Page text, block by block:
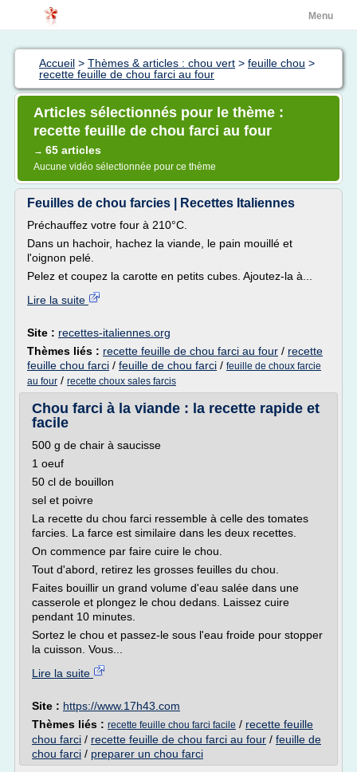
Menu
Accueil > Thèmes & articles : chou vert > feuille chou >
recette feuille de chou farci au four
Articles sélectionnés pour le thème :
recette feuille de chou farci au four
→ 65 articles
Aucune vidéo sélectionnée pour ce thème
Feuilles de chou farcies | Recettes Italiennes
Préchauffez votre four à 210°C.
Dans un hachoir, hachez la viande, le pain mouillé et
l'oignon pelé.
Pelez et coupez la carotte en petits cubes. Ajoutez-la à...
Lire la suite
Site : recettes-italiennes.org
Thèmes liés : recette feuille de chou farci au four / recette
feuille chou farci / feuille de chou farci / feuille de choux farcie
au four / recette choux sales farcis
Chou farci à la viande : la recette rapide et
facile
500 g de chair à saucisse
1 oeuf
50 cl de bouillon
sel et poivre
La recette du chou farci ressemble à celle des tomates
farcies. La farce est similaire dans les deux recettes.
On commence par faire cuire le chou.
Tout d'abord, retirez les grosses feuilles du chou.
Faites bouillir un grand volume d'eau salée dans une
casserole et plongez le chou dedans. Laissez cuire
pendant 10 minutes.
Sortez le chou et passez-le sous l'eau froide pour stopper
la cuisson. Vous...
Lire la suite
Site : https://www.17h43.com
Thèmes liés : recette feuille chou farci facile / recette feuille
chou farci / recette feuille de chou farci au four / feuille de
chou farci / preparer un chou farci